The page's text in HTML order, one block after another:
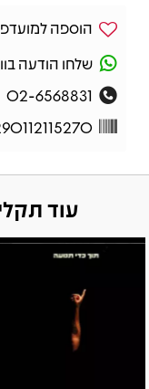
הוספה
שלחו הודעה
02-6568831
עוד